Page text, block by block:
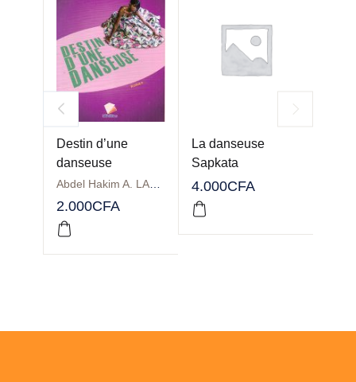
Destin d’une
danseuse
2.000CFA
La danseuse
Sapkata
4.000CFA